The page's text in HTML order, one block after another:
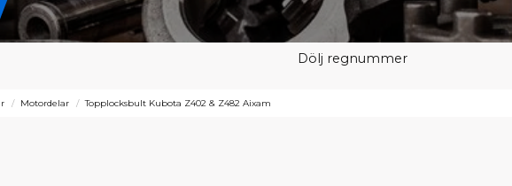
Dölj regnummer
Motordelar Topplocksbult Kubota Z402 & Z482 Aixam